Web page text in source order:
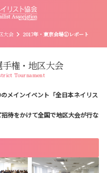
大会 chevron_right 2017年・東京会場①レポート
権・地区大会
Tournament
メインイベント「全日本ネイリス
招待をかけて全国で地区大会が行な